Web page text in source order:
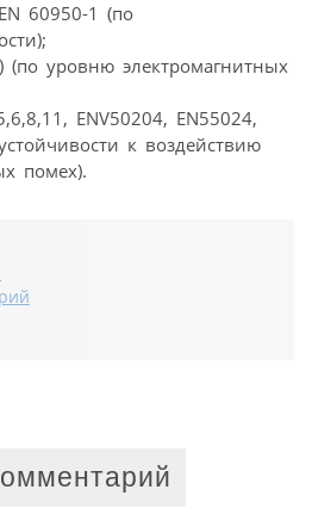
60950-1 (по
(по уровню электромагнитных
ENV50204, EN55024,
к воздействию
помех).